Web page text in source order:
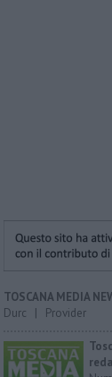
TOSCANA MEDIA
Durc | Provider